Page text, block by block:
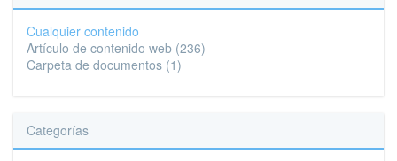
Cualquier contenido
Artículo de contenido web (236)
Carpeta de documentos (1)
Categorías